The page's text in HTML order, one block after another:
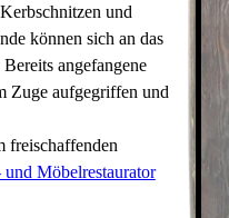
und
können sich an das
angefangene
Zuge aufgegriffen und
freischaffenden
Möbelrestaurator